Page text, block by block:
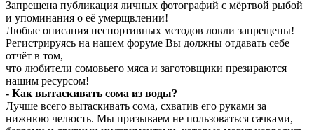
Запрещена публикация личных фотографий с мёртвой рыбой
и упоминания о её умерщвлении!
Любые описания неспортивных методов ловли запрещены!
Регистрируясь на нашем форуме Вы должны отдавать себе
отчёт в том,
что любители сомовьего мяса и заготовщики презираются
нашим ресурсом!
- Как вытаскивать сома из воды?
Лучше всего вытаскивать сома, схватив его руками за
нижнюю челюсть. Мы призываем не пользоваться сачками,